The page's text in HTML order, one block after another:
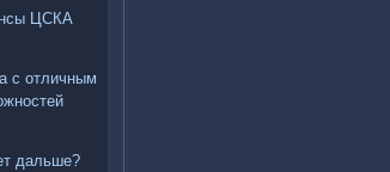
ЦСКА
с отличным
дальше?